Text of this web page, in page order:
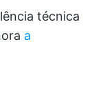
técnica
a